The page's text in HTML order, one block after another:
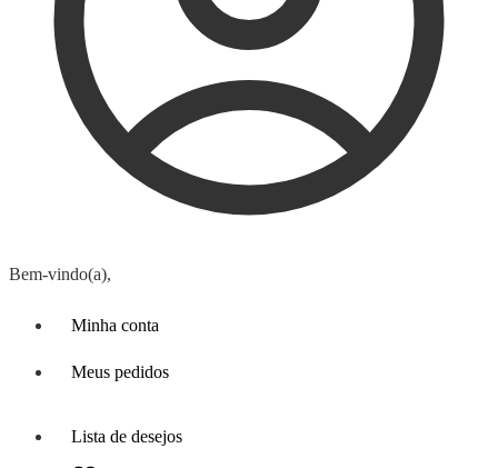
Bem-vindo(a),
Minha conta
Meus pedidos
Lista de desejos